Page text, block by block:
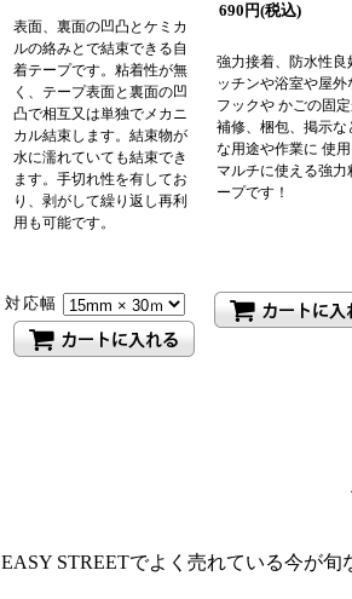
表面、裏面の凹凸とケミカ
ルの絡みとで結束できる自
着テープです。粘着性が無
く、テープ表面と裏面の凹
凸で相互又は単独でメカニ
カル結束します。結束物が
水に濡れていても結束でき
ます。手切れ性を有してお
り、剥がして繰り返し再利
用も可能です。
対応幅
690円(税込)
強力接着、防水性良
ッチンや浴室や屋外
フックや かごの固定
補修、梱包、掲示な
な用途や作業に 使
マルチに使える強力
ープです！
EASY STREETでよく売れている今が